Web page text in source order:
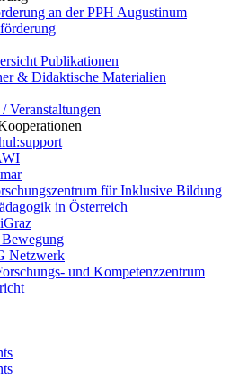
an der PPH Augustinum
Publikationen
& Didaktische Materialien
Veranstaltungen
für Inklusive Bildung
in Österreich
Netzwerk
und Kompetenzzentrum